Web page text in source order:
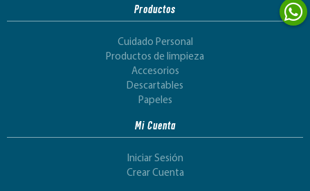
Productos
Cuidado Personal
Productos de limpieza
Accesorios
Descartables
Papeles
Mi Cuenta
Iniciar Sesión
Crear Cuenta